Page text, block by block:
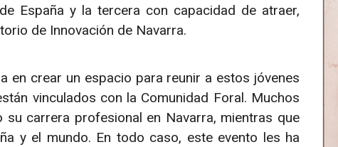
España y la tercera con capacidad de atraer,
de Innovación de Navarra.
en crear un espacio para reunir a estos jóvenes
vinculados con la Comunidad Foral. Muchos
carrera profesional en Navarra, mientras que
y el mundo. En todo caso, este evento les ha